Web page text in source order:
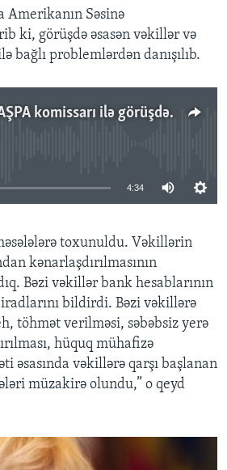
Amerikanın Səsinə
ki, görüşdə əsasən vəkillər və
bağlı problemlərdən danışılıb.
İradə Cavadova: AŞPA komissarı ilə görüşdə vəkilliklə bağlı problemlər müzakirə edildi
4:34
toxunuldu. Vəkillərin
kənarlaşdırılmasının
Bəzi vəkillər bank hesablarının
iradlarını bildirdi. Bəzi vəkillərə
töhmət verilməsi, səbəbsiz yerə
hüquq mühafizə
əsasında vəkillərə qarşı başlanan
müzakirə olundu,” o qeyd